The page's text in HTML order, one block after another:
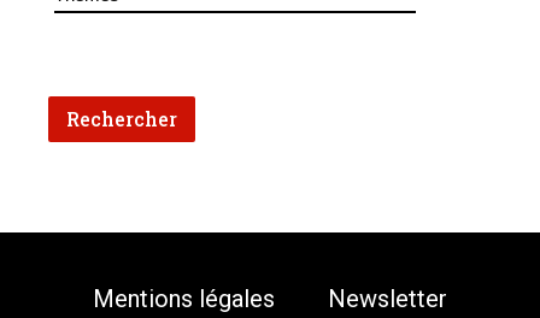
Mentions légales Newsletter